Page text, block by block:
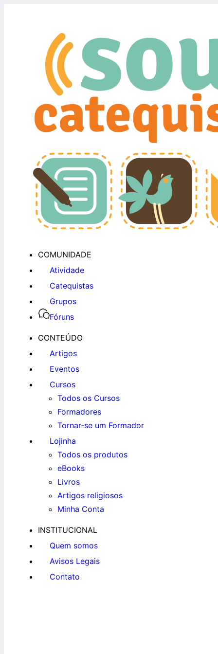
COMUNIDADE
Atividade
Catequistas
Grupos
Fóruns
CONTEÚDO
Artigos
Eventos
Cursos
Todos os Cursos
Formadores
Tornar-se um Formador
Lojinha
Todos os produtos
eBooks
Livros
Artigos religiosos
Minha Conta
INSTITUCIONAL
Quem somos
Avisos Legais
Contato